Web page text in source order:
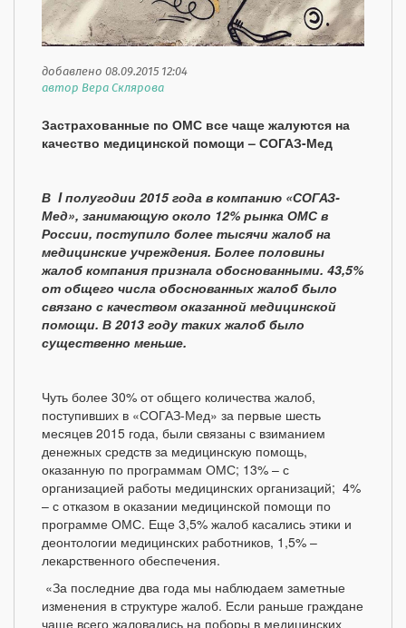
добавлено 08.09.2015 12:04
автор Вера Склярова
Застрахованные по ОМС все чаще жалуются на
качество медицинской помощи – СОГАЗ-Мед
В I полугодии 2015 года в компанию «СОГАЗ-
Мед», занимающую около 12% рынка ОМС в
России, поступило более тысячи жалоб на
медицинские учреждения. Более половины
жалоб компания признала обоснованными. 43,5%
от общего числа обоснованных жалоб было
связано с качеством оказанной медицинской
помощи. В 2013 году таких жалоб было
существенно меньше.
Чуть более 30% от общего количества жалоб,
поступивших в «СОГАЗ-Мед» за первые шесть
месяцев 2015 года, были связаны с взиманием
денежных средств за медицинскую помощь,
оказанную по программам ОМС; 13% – с
организацией работы медицинских организаций; 4%
– с отказом в оказании медицинской помощи по
программе ОМС. Еще 3,5% жалоб касались этики и
деонтологии медицинских работников, 1,5% –
лекарственного обеспечения.
«За последние два года мы наблюдаем заметные
изменения в структуре жалоб. Если раньше граждане
чаще всего жаловались на поборы в медицинских